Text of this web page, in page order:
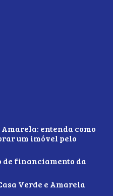
Amarela: entenda como
um imóvel pelo
de financiamento da
Verde e Amarela